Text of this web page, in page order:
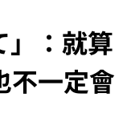
」：就算
不一定會